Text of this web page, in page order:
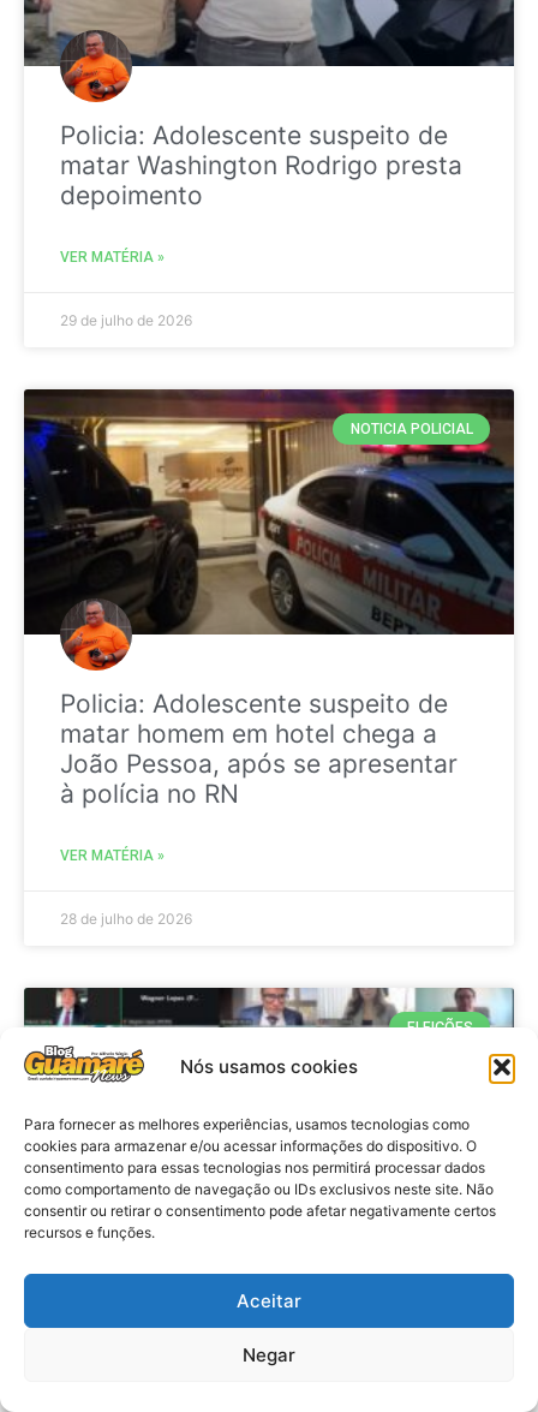
Nós usamos cookies
Para fornecer as melhores experiências, usamos tecnologias como
cookies para armazenar e/ou acessar informações do dispositivo. O
consentimento para essas tecnologias nos permitirá processar dados
como comportamento de navegação ou IDs exclusivos neste site. Não
consentir ou retirar o consentimento pode afetar negativamente certos
recursos e funções.
Aceitar
Negar
Policia: Adolescente suspeito de
matar Washington Rodrigo presta
depoimento
VER MATÉRIA »
29 de julho de 2026
NOTICIA POLICIAL
Policia: Adolescente suspeito de
matar homem em hotel chega a
João Pessoa, após se apresentar
à polícia no RN
VER MATÉRIA »
28 de julho de 2026
ELEIÇÕES
Eleições 2026: procuradores e
promotores eleitorais realizam
reunião de alinhamento no RN